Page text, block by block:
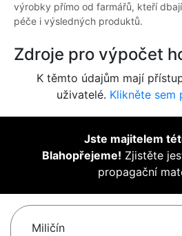
výrobky přímo od farmářů, kteří
péče i výsledných produktů.
Zdroje pro výpočet
K těmto údajům mají
uživatelé. Klikněte sem
Jste majitelem
Blahopřejeme! Zjistěte
propagační
Miličín